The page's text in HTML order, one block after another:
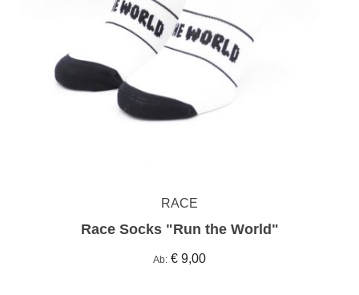
RACE
Race Socks "Run the World"
Ab € 9,00